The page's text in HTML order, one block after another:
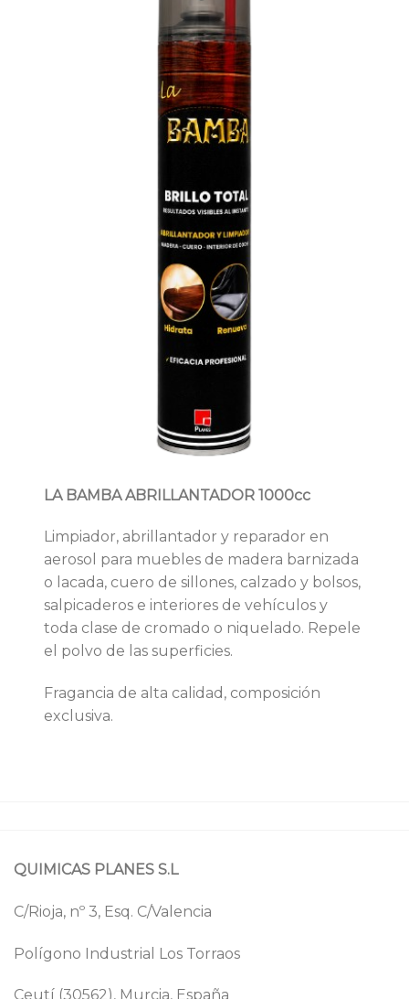
LA BAMBA ABRILLANTADOR 1000cc
Limpiador, abrillantador y reparador en
aerosol para muebles de madera barnizada
o lacada, cuero de sillones, calzado y bolsos,
salpicaderos e interiores de vehículos y
toda clase de cromado o niquelado. Repele
el polvo de las superficies.
Fragancia de alta calidad, composición
exclusiva.
QUIMICAS PLANES S.L
C/Rioja, nº 3, Esq. C/Valencia
Polígono Industrial Los Torraos
Ceutí (30562), Murcia, España